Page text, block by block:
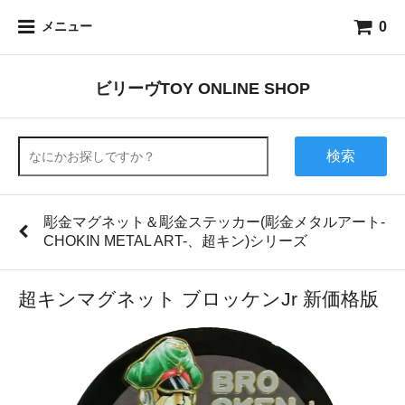
メニュー 0
ビリーヴTOY ONLINE SHOP
検索
彫金マグネット＆彫金ステッカー(彫金メタルアート-
CHOKIN METAL ART-、超キン)シリーズ
超キンマグネット ブロッケンJr 新価格版